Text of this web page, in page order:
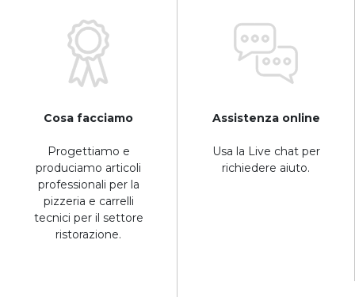
Cosa facciamo
Progettiamo e
produciamo articoli
professionali per la
pizzeria e carrelli
tecnici per il settore
ristorazione.
Assistenza online
Usa la Live chat per
richiedere aiuto.